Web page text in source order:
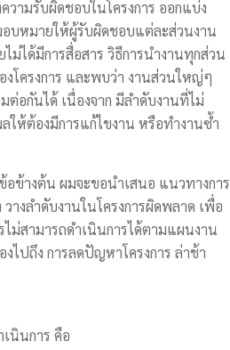
วามรับผิดชอบในโครงการ ออกแบ่ง
บหมายให้ผู้รับผิดชอบแต่ละส่วนงาน
ม่ได้มีการสื่อสาร วิธีการนำงานทุกส่วน
โครงการ และพบว่า งานส่วนใหญ่ๆ
ต่อกันได้ เนื่องจาก มีลำดับงานที่ไม่
ให้ต้องมีการแก้ไขงาน หรือทำงานซ้ำ
างต้น ผมจะขอนำเสนอ แนวทางการ
างลำดับงานในโครงการผิดพลาด เพื่อ
ม่สามารถดำเนินการได้ตามแผนงาน
ไปถึง การลดปัญหาโครงการ ล่าช้า
นินการ คือ